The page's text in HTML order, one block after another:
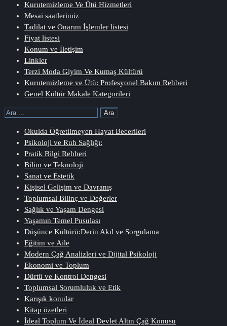
Kurutemizleme Ve Ütü Hizmetleri
Mesai saatlerimiz
Tadilat ve Onarım İşlemler listesi
Fiyat listesi
Konum ve İletişim
Linkler
Terzi Moda Giyim Ve Kumaş Kültürü
Kurutemizleme ve Ütü: Profesyonel Bakım Rehberi
Genel Kültür Makale Kategorileri
Arama:
Okulda Öğretilmeyen Hayat Becerileri
Psikoloji ve Ruh Sağlığı:
Pratik Bilgi Rehberi
Bilim ve Teknoloji
Sanat ve Estetik
Kişisel Gelişim ve Davranış
Toplumsal Bilinç ve Değerler
Sağlık ve Yaşam Dengesi
Yaşamın Temel Pusulası
Düşünce Kültürü:Derin Akıl ve Sorgulama
Eğitim ve Aile
Modern Çağ Analizleri ve Dijital Psikoloji
Ekonomi ve Toplum
Dürtü ve Kontrol Dengesi
Toplumsal Sorumluluk ve Etik
Karışık konular
Kitap özetleri
İdeal Toplum Ve İdeal Devlet Altın Çağ Konusu